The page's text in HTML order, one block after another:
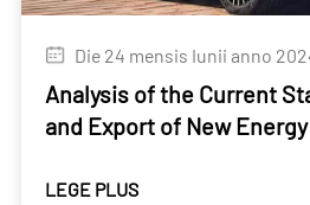
Die 24 mensis Iunii anno
Analysis of the Current
and Export of New
LEGE PLUS